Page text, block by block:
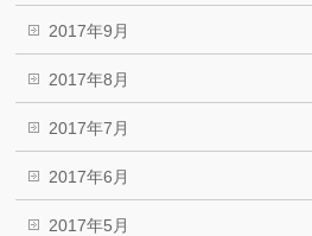
2017年9月
2017年8月
2017年7月
2017年6月
2017年5月